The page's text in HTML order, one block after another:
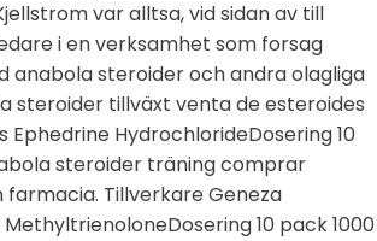
var alltsa, vid sidan av till
i en verksamhet som forsag
anabola steroider och andra olagliga
steroider tillväxt venta de esteroides
Ephedrine HydrochlorideDosering 10
steroider träning comprar
Tillverkare Geneza
10 pack 1000